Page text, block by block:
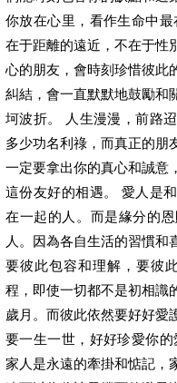
你放在心里，看作生命中
在于距離的遠近，不在于性
心的朋友，會時刻珍惜彼此
糾結，會一直默默地鼓勵和
坷波折。 人生漫漫，前路
多少功名利祿，而真正的朋
一定要拿出你的真心和誠意
這份友好的相遇。 愛人是
在一起的人。而是緣分的
人。因為各自生活的習慣和
要彼此包容和理解，要彼
程，即使一切都不是初相識
歲月。而彼此依然要好好愛
要一生一世，好好珍愛你
家人是永遠的牽掛和惦記，